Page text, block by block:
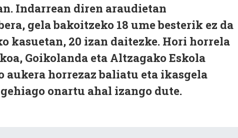
Indarrean diren araudietan
gela bakoitzeko 18 ume besterik ez da
kasuetan, 20 izan daitezke. Hori horrela
Goikolanda eta Altzagako Eskola
aukera horrezaz baliatu eta ikasgela
onartu ahal izango dute.